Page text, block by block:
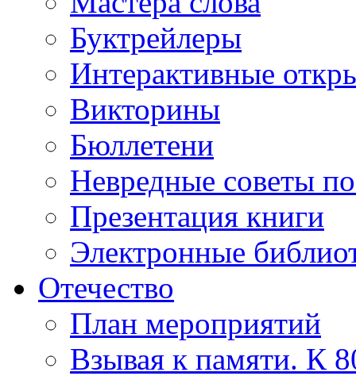
Буктрейлеры
Интерактивные
Викторины
Бюллетени
Невредные советы
Презентация книги
Электронные
Отечество
План мероприятий
Взывая к памяти. К